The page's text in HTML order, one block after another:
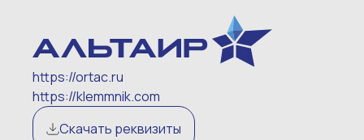
https://ortac.ru
https://klemmnik.com
Скачать реквизиты